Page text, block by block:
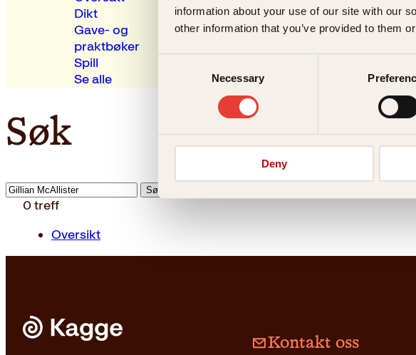
information about your use of our site with our
other information that you’ve provided to them
Necessary
Deny
Dikt
Gave- og
praktbøker
Spill
Se alle
Søk
Søk
etter:
0treff
Oversikt
Kontakt oss